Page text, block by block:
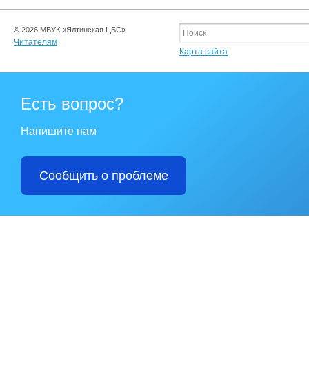
© 2026 МБУК «Ялтинская ЦБС»
Читателям
Карта сайта
Есть вопрос?
Напишите нам
Сообщить о проблеме